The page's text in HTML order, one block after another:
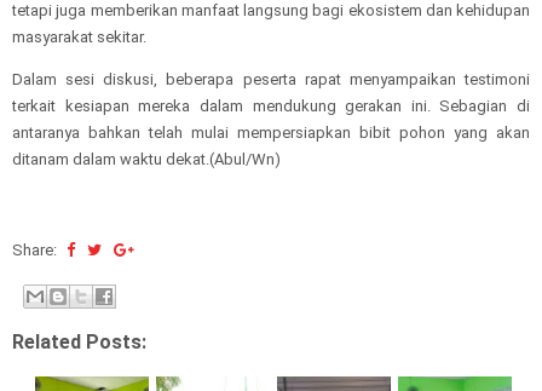
tetapi juga memberikan manfaat langsung bagi ekosistem dan kehidupan
masyarakat sekitar.
Dalam sesi diskusi, beberapa peserta rapat menyampaikan testimoni
terkait kesiapan mereka dalam mendukung gerakan ini. Sebagian di
antaranya bahkan telah mulai mempersiapkan bibit pohon yang akan
ditanam dalam waktu dekat.(Abul/Wn)
Share:
Related Posts: